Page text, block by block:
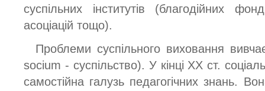
суспільних інститутів (благодійних
асоціацій тощо).
Проблеми суспільного виховання
socium - суспільство). У кінці XX ст.
самостійна галузь педагогічних знань.